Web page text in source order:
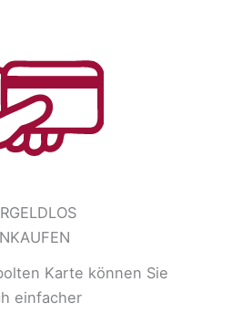
Karte können Sie
einfacher